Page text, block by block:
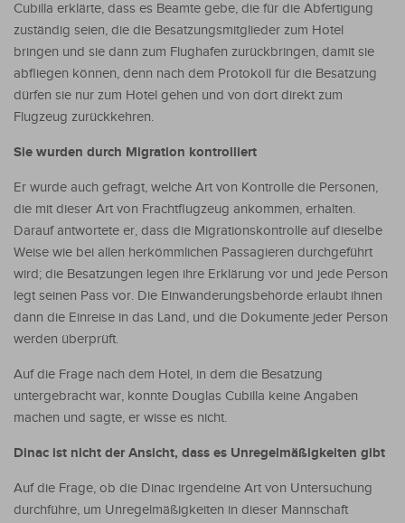
Cubilla erklärte, dass es Beamte gebe, die für die Abfertigung
zuständig seien, die die Besatzungsmitglieder zum Hotel
bringen und sie dann zum Flughafen zurückbringen, damit sie
abfliegen können, denn nach dem Protokoll für die Besatzung
dürfen sie nur zum Hotel gehen und von dort direkt zum
Flugzeug zurückkehren.
Sie wurden durch Migration kontrolliert
Er wurde auch gefragt, welche Art von Kontrolle die Personen,
die mit dieser Art von Frachtflugzeug ankommen, erhalten.
Darauf antwortete er, dass die Migrationskontrolle auf dieselbe
Weise wie bei allen herkömmlichen Passagieren durchgeführt
wird; die Besatzungen legen ihre Erklärung vor und jede Person
legt seinen Pass vor. Die Einwanderungsbehörde erlaubt ihnen
dann die Einreise in das Land, und die Dokumente jeder Person
werden überprüft.
Auf die Frage nach dem Hotel, in dem die Besatzung
untergebracht war, konnte Douglas Cubilla keine Angaben
machen und sagte, er wisse es nicht.
Dinac ist nicht der Ansicht, dass es Unregelmäßigkeiten gibt
Auf die Frage, ob die Dinac irgendeine Art von Untersuchung
durchführe, um Unregelmäßigkeiten in dieser Mannschaft